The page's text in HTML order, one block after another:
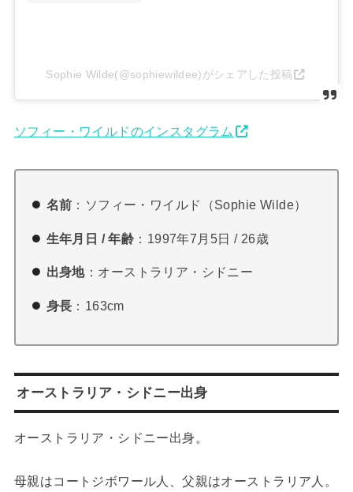
Sophie Wilde(@sophiewildee)がシェアした投稿
ソフィー・ワイルドのインスタグラム
名前 ：ソフィー・ワイルド（Sophie Wilde）
生年月日 / 年齢 ：1997年7月5日 / 26歳
出身地：オーストラリア・シドニー
身長 ：163cm
オーストラリア・シドニー出身
オーストラリア・シドニー出身。
母親はコートジボワール人、父親はオーストラリア人。